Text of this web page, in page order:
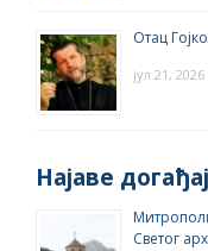
Отац
јул 21, 2026
Најаве
Светог